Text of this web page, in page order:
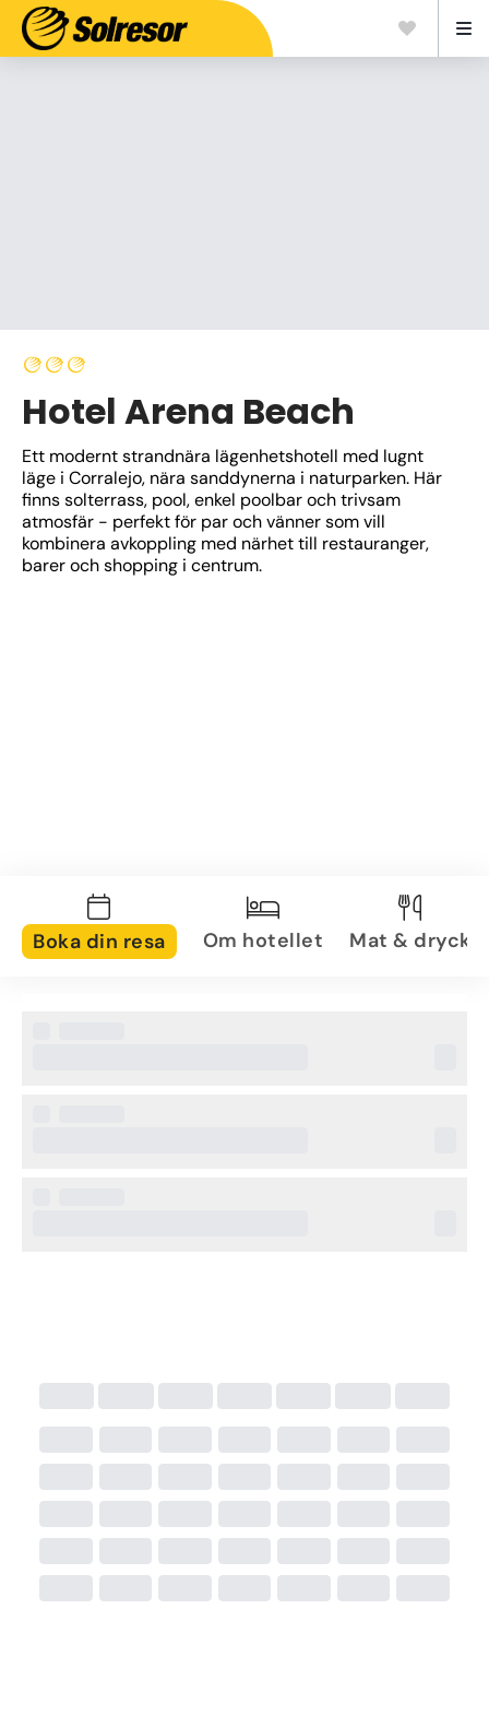
Hotel Arena Beach
Ett modernt strandnära lägenhetshotell med lugnt
läge i Corralejo, nära sanddynerna i naturparken. Här
finns solterrass, pool, enkel poolbar och trivsam
atmosfär - perfekt för par och vänner som vill
kombinera avkoppling med närhet till restauranger,
barer och shopping i centrum.
Boka din resa Om hotellet Mat & dryck